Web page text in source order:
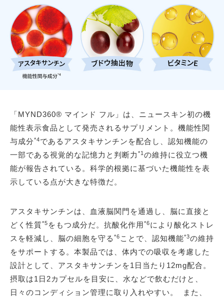
「MYND360® マインド フル」は、ニュースキン初の機
能性表示食品として発売されるサプリメント。機能性関
与成分*4であるアスタキサンチンを配合し、認知機能の
一部である視覚的な記憶力と判断力 *1 の維持に役立つ機
能が報告されている。科学的根拠に基づいた機能性を表
示している点が大きな特徴だ。
アスタキサンチンは、血液脳関門を通過し、脳に直接と
どく性質*5 をもつ成分だ。抗酸化作用*6により酸化ストレ
スを軽減し、脳の細胞を守る *6 ことで、認知機能*3の維持
をサポートする。本製品では、体内での吸収を考慮した
設計として、アスタキサンチンを1日当たり12mg配合。
摂取は1日2カプセルを目安に、水などで飲むだけと、
日々のコンディション管理に取り入れやすい。 また、